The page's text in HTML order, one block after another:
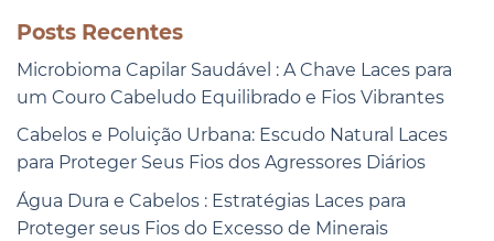
Posts Recentes
Microbioma Capilar Saudável : A Chave Laces para
um Couro Cabeludo Equilibrado e Fios Vibrantes
Cabelos e Poluição Urbana: Escudo Natural Laces
para Proteger Seus Fios dos Agressores Diários
Água Dura e Cabelos : Estratégias Laces para
Proteger seus Fios do Excesso de Minerais